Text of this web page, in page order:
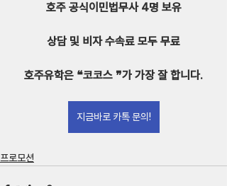
호주 공식이민법무사 4명 보유
상담 및 비자 수속료 모두 무료
호주유학은 ❝코코스 ❞가 가장 잘 합니다.
지금바로 카톡 문의!
프로모션